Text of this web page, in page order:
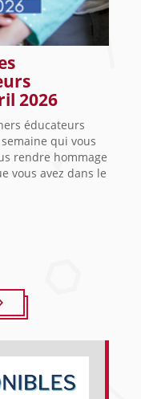
2026
éducateurs
qui vous
rendre hommage
vous avez dans le